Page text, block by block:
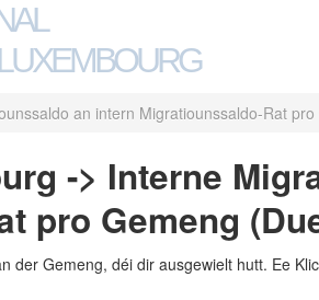
an intern Migratiounssaldo-Rat
-> Interne
pro Gemeng
der Gemeng, déi dir ausgewielt hutt. Ee